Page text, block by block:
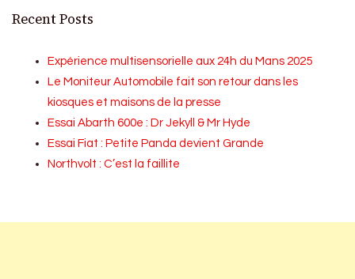
Recent Posts
Expérience multisensorielle aux 24h du Mans 2025
Le Moniteur Automobile fait son retour dans les
kiosques et maisons de la presse
Essai Abarth 600e : Dr Jekyll & Mr Hyde
Essai Fiat : Petite Panda devient Grande
Northvolt : C’est la faillite